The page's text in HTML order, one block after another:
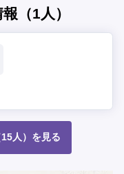
（1人）
人）を見る